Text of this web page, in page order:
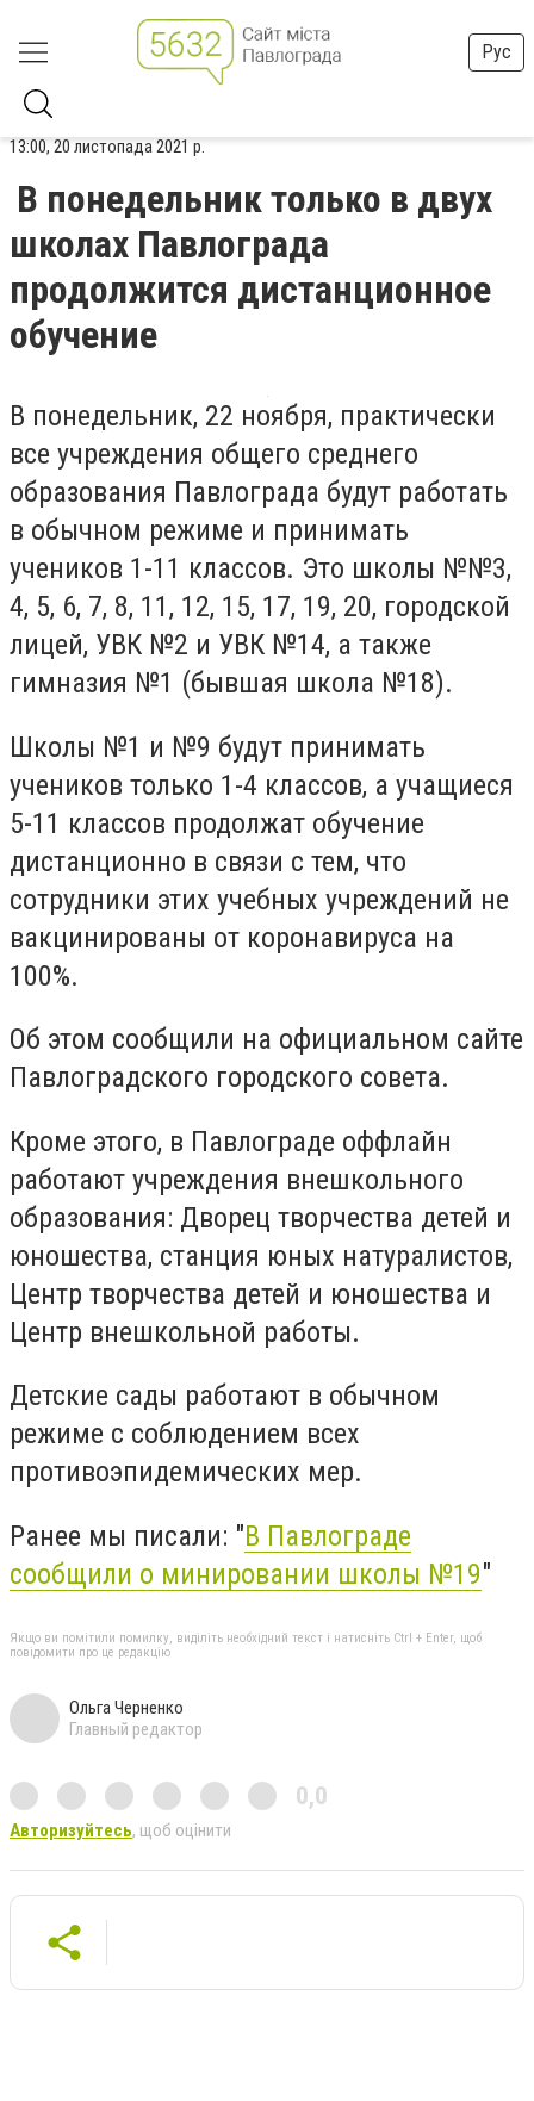
Рус
13:00, 20 листопада 2021 р.
В понедельник только в двух
школах Павлограда
продолжится дистанционное
обучение
В понедельник, 22 ноября, практически
все учреждения общего среднего
образования Павлограда будут работать
в обычном режиме и принимать
учеников 1-11 классов. Это школы №№3,
4, 5, 6, 7, 8, 11, 12, 15, 17, 19, 20, городской
лицей, УВК №2 и УВК №14, а также
гимназия №1 (бывшая школа №18).
Школы №1 и №9 будут принимать
учеников только 1-4 классов, а учащиеся
5-11 классов продолжат обучение
дистанционно в связи с тем, что
сотрудники этих учебных учреждений не
вакцинированы от коронавируса на
100%.
Об этом сообщили на официальном сайте
Павлоградского городского совета.
Кроме этого, в Павлограде оффлайн
работают учреждения внешкольного
образования: Дворец творчества детей и
юношества, станция юных натуралистов,
Центр творчества детей и юношества и
Центр внешкольной работы.
Детские сады работают в обычном
режиме с соблюдением всех
противоэпидемических мер.
Ранее мы писали: "В Павлограде
сообщили о минировании школы №19"
Якщо ви помітили помилку, виділіть необхідний текст і натисніть Ctrl + Enter, щоб
повідомити про це редакцію
Ольга Черненко
Главный редактор
0,0
Авторизуйтесь, щоб оцінити